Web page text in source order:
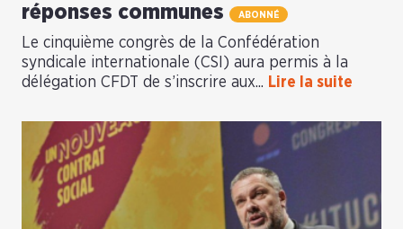
réponses communes
ABONNÉ
Le cinquième congrès de la Confédération
syndicale internationale (CSI) aura permis à la
délégation CFDT de s’inscrire aux... Lire la suite